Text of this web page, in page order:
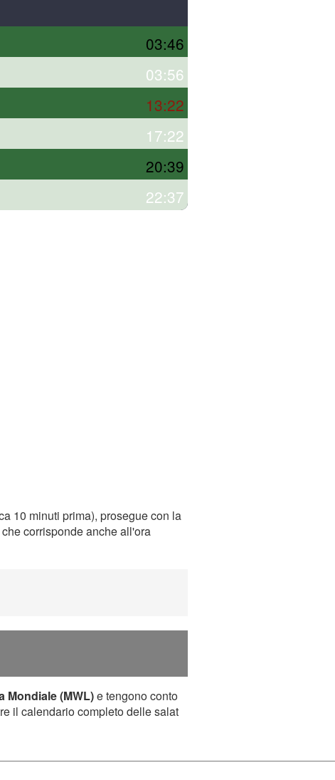
03:46
03:56
13:22
17:22
20:39
22:37
10 minuti prima), prosegue con la
corrisponde anche all'ora
Mondiale (MWL)e tengono conto
il calendario completo delle salat